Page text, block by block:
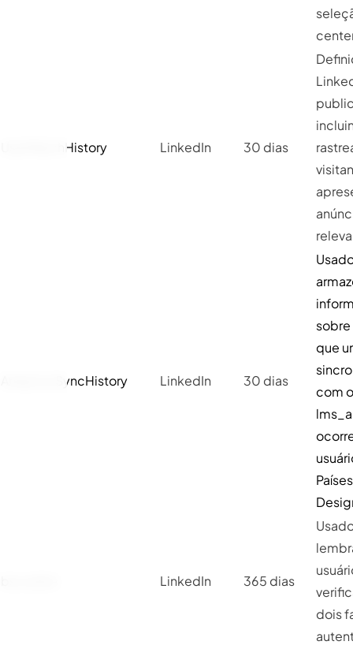
UserMatchHistory LinkedIn 30 dias
AnalyticsSyncHistory LinkedIn 30 dias
sobre
que
com
Países
LinkedIn 365 dias
dois